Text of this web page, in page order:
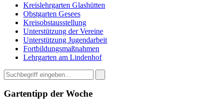
Kreislehrgarten Glashütten
Obstgarten Gesees
Kreisobstausstellung
Unterstützung der Vereine
Unterstützung Jugendarbeit
Fortbildungsmaßnahmen
Lehrgarten am Lindenhof
Gartentipp der Woche